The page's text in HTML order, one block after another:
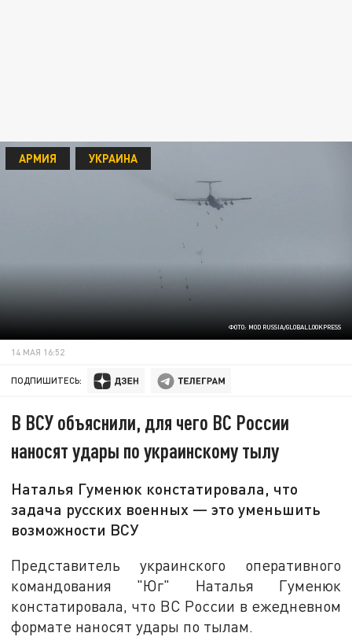
ФОТО: MOD RUSSIA/GLOBALLOOKPRESS
АРМИЯ УКРАИНА
14 МАЯ 16:52
ПОДПИШИТЕСЬ:
В ВСУ объяснили, для чего ВС России
наносят удары по украинскому тылу
Наталья Гуменюк констатировала, что
задача русских военных — это уменьшить
возможности ВСУ
Представитель украинского оперативного
командования "Юг" Наталья Гуменюк
констатировала, что ВС России в ежедневном
формате наносят удары по тылам.